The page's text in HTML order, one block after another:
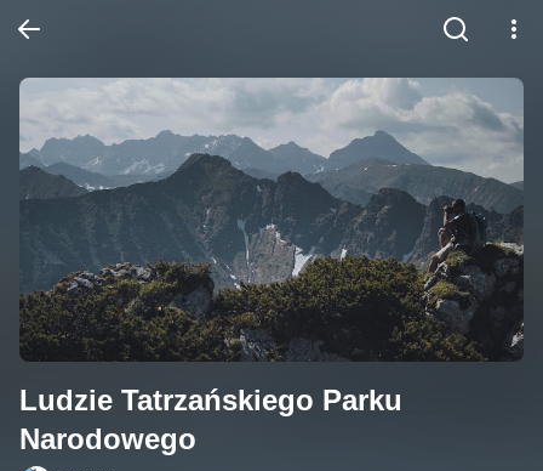
Ludzie Tatrzańskiego Parku
Narodowego